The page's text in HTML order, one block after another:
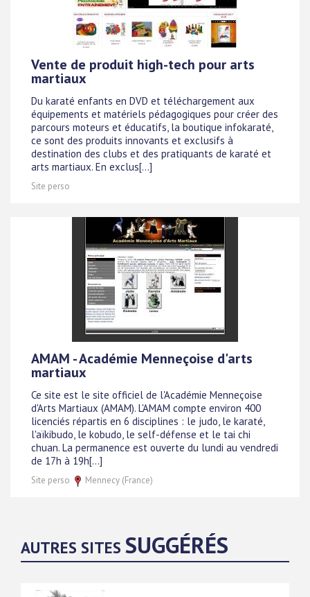
Vente de produit high-tech pour arts
martiaux
Du karaté enfants en DVD et téléchargement aux
équipements et matériels pédagogiques pour créer des
parcours moteurs et éducatifs, la boutique infokaraté,
ce sont des produits innovants et exclusifs à
destination des clubs et des pratiquants de karaté et
arts martiaux. En exclus[...]
Site perso
AMAM - Académie Menneçoise d'arts
martiaux
Ce site est le site officiel de l'Académie Menneçoise
d'Arts Martiaux (AMAM). L'AMAM compte environ 400
licenciés répartis en 6 disciplines : le judo, le karaté,
l'aïkibudo, le kobudo, le self-défense et le tai chi
chuan. La permanence est ouverte du lundi au vendredi
de 17h à 19h[...]
Site perso Mennecy (France)
AUTRES SITES SUGGÉRÉS